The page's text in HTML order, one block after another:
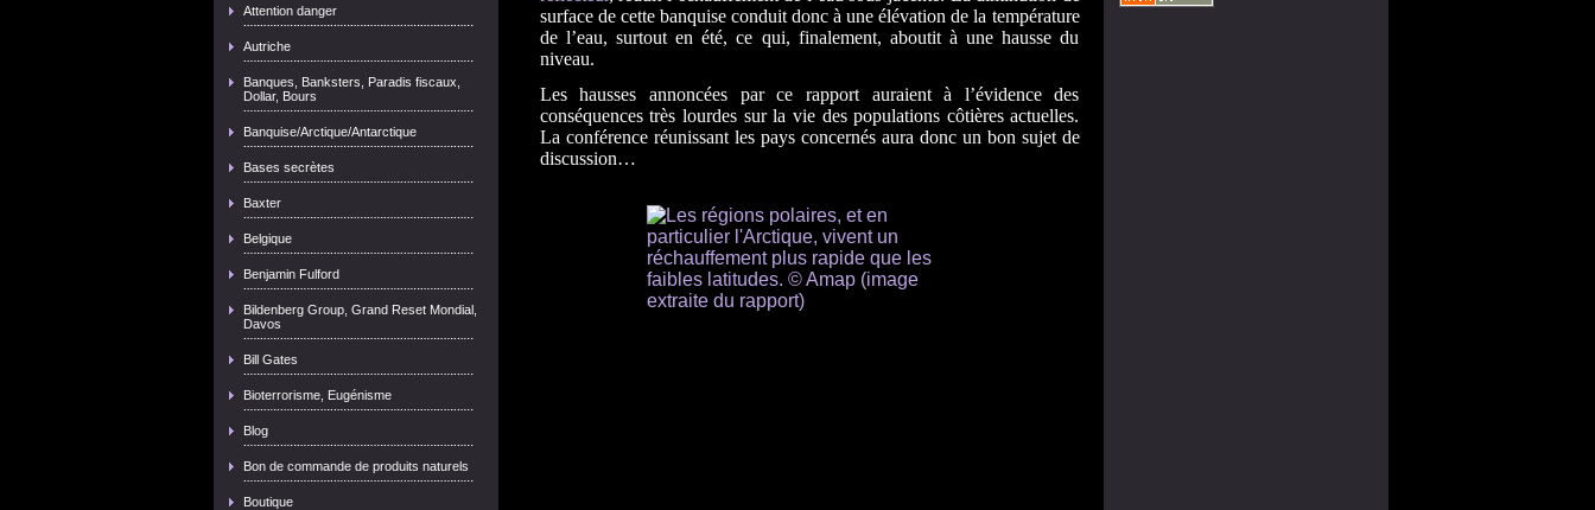
Attention danger
Autriche
Banques, Banksters, Paradis fiscaux,
Dollar, Bours
Banquise/Arctique/Antarctique
Bases secrètes
Baxter
Belgique
Benjamin Fulford
Bildenberg Group, Grand Reset Mondial,
Davos
Bill Gates
Bioterrorisme, Eugénisme
Blog
Bon de commande de produits naturels
Boutique
surface de cette banquise conduit donc à une élévation de la température
de l’eau, surtout en été, ce qui, finalement, aboutit à une hausse du
niveau.
Les hausses annoncées par ce rapport auraient à l’évidence des
conséquences très lourdes sur la vie des populations côtières actuelles.
La conférence réunissant les pays concernés aura donc un bon sujet de
discussion…